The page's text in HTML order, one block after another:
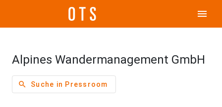
menu
Alpines Wandermanagement GmbH
search Suche in Pressroom